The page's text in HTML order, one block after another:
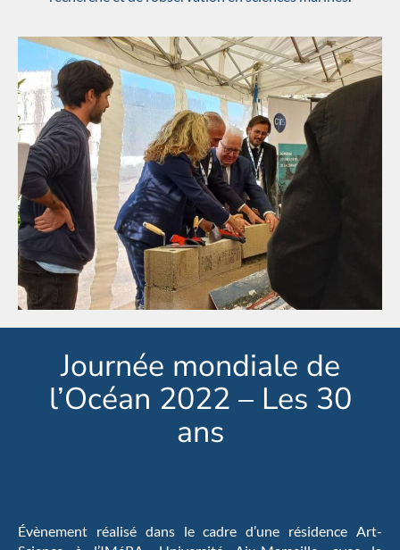
Journée mondiale de
l’Océan 2022 – Les 30
ans
Évènement réalisé dans le cadre d’une résidence Art-